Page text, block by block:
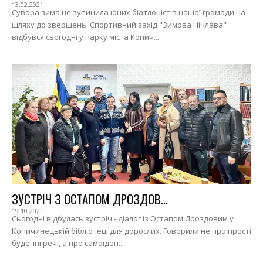
13.02.2021
Сувора зима не зупинила юних біатлоністів нашої громади на
шляху до звершень. Спортивний захід "Зимова Нічлава"
відбувся сьогодні у парку міста Копич...
ЗУСТРІЧ З ОСТАПОМ ДРОЗДОВ...
19.10.2021
Сьогодні відбулась зустріч - діалог із Остапом Дроздовим у
Копичинецькій бібліотеці для дорослих. Говорили не про прості
буденні речі, а про самоіден...